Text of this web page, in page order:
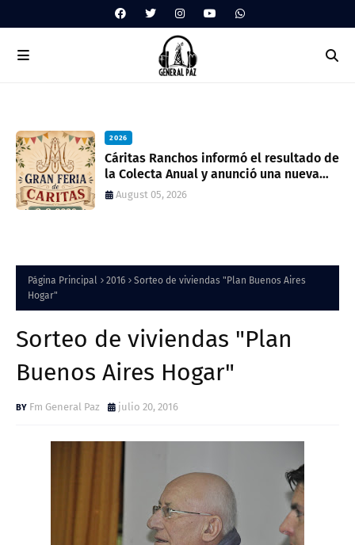
2026
Cáritas Ranchos informó el resultado de
la Colecta Anual y anunció una nueva
feria solidaria
August 05, 2026
Página Principal 2016
Sorteo de viviendas "Plan Buenos Aires
Hogar"
Sorteo de viviendas "Plan
Buenos Aires Hogar"
Fm General Paz julio 20, 2016